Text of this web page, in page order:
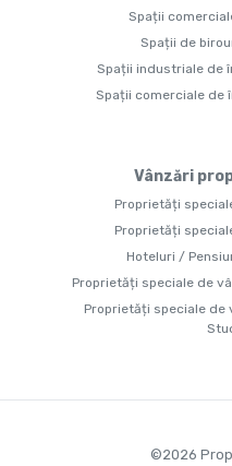
Spații
Spații de
Spații industriale de
Spații comerciale de
Vânzări
Proprietăți
Proprietăți
Hoteluri /
Proprietăți speciale de
Proprietăți speciale de
©2026